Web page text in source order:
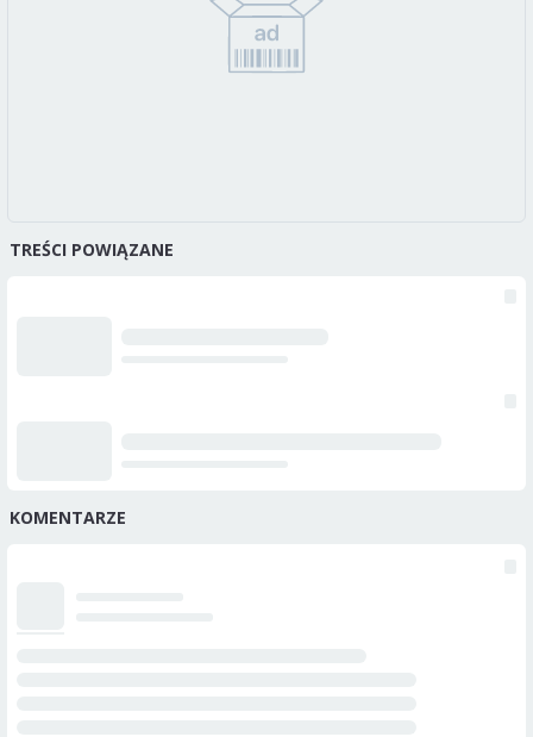
TREŚCI POWIĄZANE
KOMENTARZE